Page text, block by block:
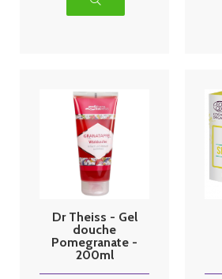
Dr Theiss - Gel
douche
Pomegranate -
200ml